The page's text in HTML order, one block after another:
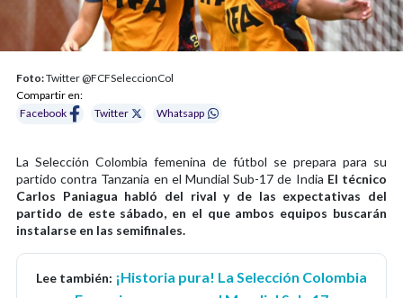
Foto:Twitter @FCFSeleccionCol
Compartir en:
Facebook
Twitter Whatsapp
La Selección Colombia femenina de fútbol se prepara para su
partido contra Tanzania en el Mundial Sub-17 de India El técnico
Carlos Paniagua habló del rival y de las expectativas del
partido de este sábado, en el que ambos equipos buscarán
instalarse en las semifinales.
Lee también: ¡Historia pura! La Selección Colombia